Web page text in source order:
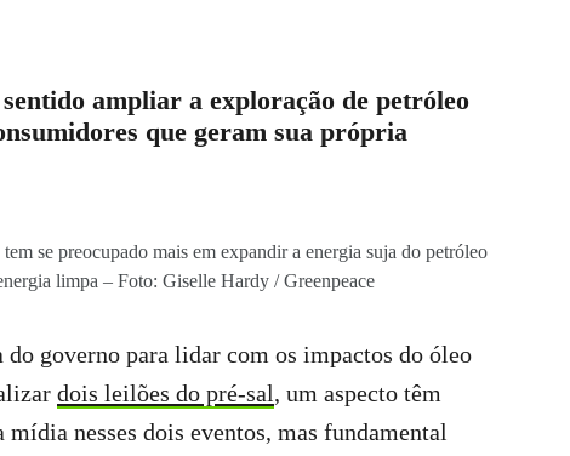
ampliar a exploração de petróleo
que geram sua própria
se preocupado mais em expandir a energia suja do petróleo
limpa – Foto: Giselle Hardy / Greenpeace
governo para lidar com os impactos do óleo
dois leilões do pré-sal, um aspecto têm
nesses dois eventos, mas fundamental